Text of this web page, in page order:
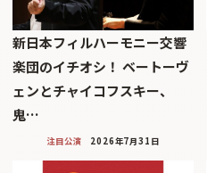
新日本フィルハーモニー交響
楽団のイチオシ！ ベートーヴ
ェンとチャイコフスキー、
鬼…
注目公演 2026年7月31日